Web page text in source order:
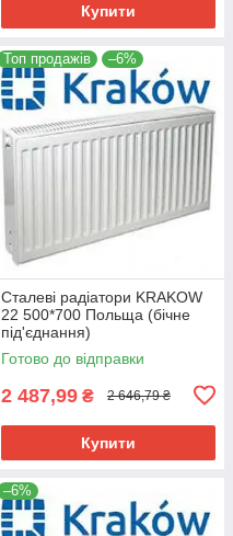
Купити
Топ продажів –6%
Сталеві радіатори KRAKOW
22 500*700 Польща (бічне
під'єднання)
Готово до відправки
2 487,99 ₴ 2 646,79 ₴
Купити
–6%